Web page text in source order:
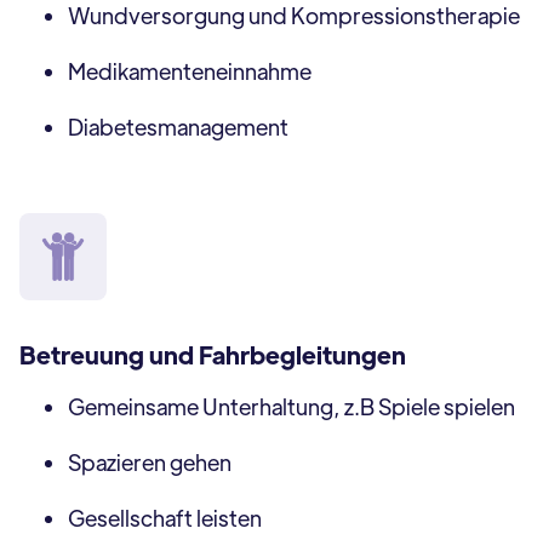
Wundversorgung und Kompressionstherapie
Medikamenteneinnahme
Diabetesmanagement
Betreuung und Fahrbegleitungen
Gemeinsame Unterhaltung, z.B Spiele spielen
Spazieren gehen
Gesellschaft leisten